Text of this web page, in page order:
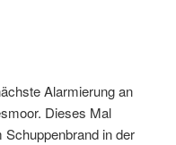
Alarmierung an
Dieses Mal
in der